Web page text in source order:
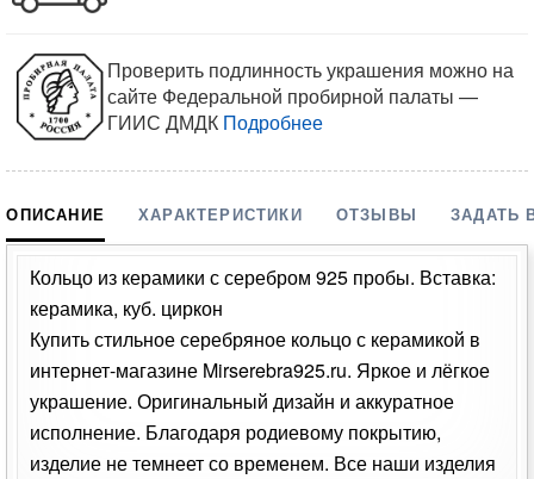
Проверить подлинность украшения можно на
сайте Федеральной пробирной палаты —
ГИИС ДМДК Подробнее
ОПИСАНИЕ ХАРАКТЕРИСТИКИ ОТЗЫВЫ ЗАДАТЬ
Кольцо из керамики с серебром 925 пробы. Вставка:
керамика, куб. циркон
Купить стильное серебряное кольцо с керамикой в
интернет-магазине Mirserebra925.ru. Яркое и лёгкое
украшение. Оригинальный дизайн и аккуратное
исполнение. Благодаря родиевому покрытию,
изделие не темнеет со временем. Все наши изделия